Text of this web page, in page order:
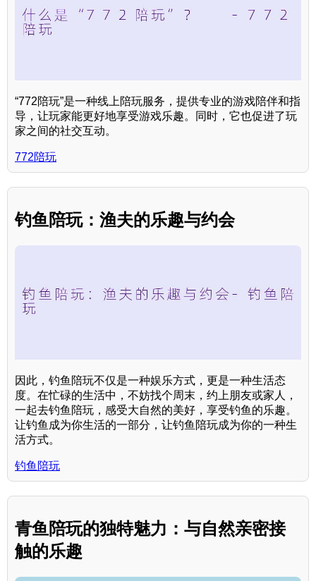
“772陪玩”是一种线上陪玩服务，提供专业的游戏陪伴和指
导，让玩家能更好地享受游戏乐趣。同时，它也促进了玩
家之间的社交互动。
772陪玩
钓鱼陪玩：渔夫的乐趣与约会
因此，钓鱼陪玩不仅是一种娱乐方式，更是一种生活态
度。在忙碌的生活中，不妨找个周末，约上朋友或家人，
一起去钓鱼陪玩，感受大自然的美好，享受钓鱼的乐趣。
让钓鱼成为你生活的一部分，让钓鱼陪玩成为你的一种生
活方式。
钓鱼陪玩
青鱼陪玩的独特魅力：与自然亲密接
触的乐趣